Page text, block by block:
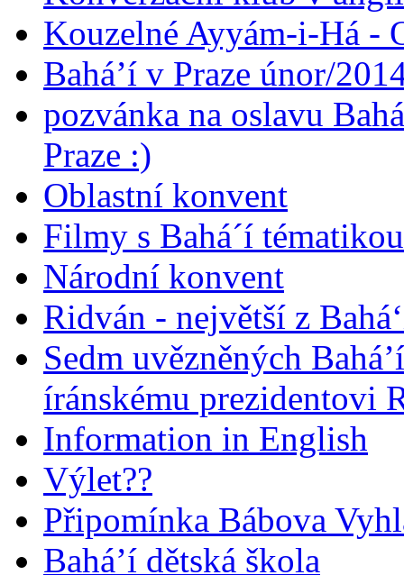
Kouzelné Ayyám-i-Há -
Bahá’í v Praze únor/
pozvánka na oslavu
Praze :)
Oblastní konvent
Filmy s Bahá´í
Národní konvent
Ridván - největší z
Sedm uvězněných
íránskému prezidentovi
Information in English
Výlet??
Připomínka Bábova
Bahá’í dětská škola